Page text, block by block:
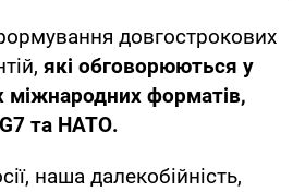
довгострокових
які обговорюються у
міжнародних форматів,
та НАТО.
наша далекобійність,